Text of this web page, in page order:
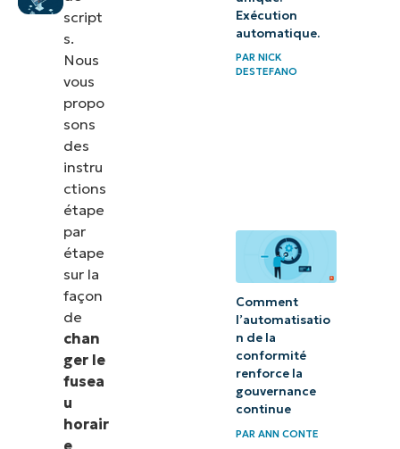
de fuseau
PowerShell
PowerShell
de
changement
Changement
horaire à
partir de
script
s.
Nous
vous
propo
sons
des
instru
ctions
étape
par
étape
sur la
façon
de
chan
ger le
fusea
u
horair
e
Exécution
automatique.
PAR NICK
DESTEFANO
Comment
l’automatisatio
n de la
conformité
renforce la
gouvernance
continue
PAR ANN CONTE